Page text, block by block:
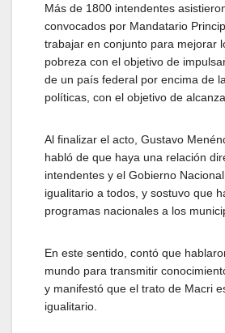
Más de 1800 intendentes
convocados por Mandatario
trabajar en conjunto para mejorar
pobreza con el objetivo de
de un país federal por encima de
políticas, con el objetivo de
Al finalizar el acto, Gustavo
habló de que haya una relación
intendentes y el Gobierno
igualitario a todos, y sostuvo que
programas nacionales a los
En este sentido, contó que
mundo para transmitir
y manifestó que el trato de Macri
igualitario.